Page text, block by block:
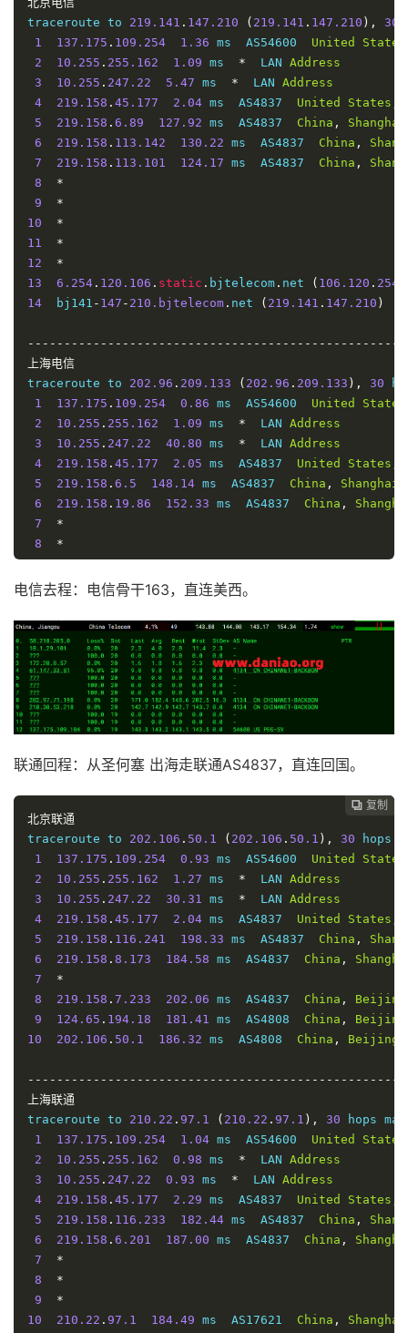
traceroute to 219.141 . 147.210 ( 219.141 . 147.210 ), 30
1
137.175 . 109.254 1.36 ms  AS54600 United States
2
10.255 . 255.162 1.09 ms *
  LAN
Address
3
10.255 . 247.22 5.47 ms *
  LAN
Address
4
219.158 . 45.177 2.04 ms  AS4837 United States
5
219.158 . 6.89 127.92 ms  AS4837 China , Shanghai
6
219.158 . 113.142 130.22 ms  AS4837 China ,
7
219.158 . 113.101 124.17 ms  AS4837 China ,
8
*
9
*
10
*
11
*
12
*
13
6.254 . 120.106 . static . bjtelecom . net ( 106.120 .
14
  bj141
- 147 - 210.bjtelecom . net ( 219.141 . 147.210 )
上海电信
traceroute to 202.96 . 209.133 ( 202.96 . 209.133 ), 30
1
137.175 . 109.254 0.86 ms  AS54600 United States
2
10.255 . 255.162 1.09 ms *
  LAN
Address
3
10.255 . 247.22 40.80 ms *
  LAN
Address
4
219.158 . 45.177 2.05 ms  AS4837 United States
5
219.158 . 6.5 148.14 ms  AS4837 China , Shanghai
6
219.158 . 19.86 152.33 ms  AS4837 China ,
7
*
8
*
9
*
10
*
12
180.169.255.110 186.85 ms  AS4812 China,
13
  ns
pd.online sh .cn (202.96.209.133 130.71
深圳电信
traceroute to
58.60.188.222 (58.60 .188.222
2
10.255 .255.162 1.22 ms *
  LAN
Address
States
5
219.158
6
219.158 .6.185 169.93 ms  AS4837 China ,
7
*
8
*
9
*
10
*
11
*
12
*
13
*
14
58.60.188.222 181.95 ms  AS4134 China ,
电信去程：电信骨干163，直连美西。
联通回程：从圣何塞 出海走联通AS4837，直连回国。
 复制
 复制
 复制
 复制
北京联通
traceroute to 202.106 . 50.1 ( 202.106 . 50.1 ), 30 hops
1
137.175 . 109.254 0.93 ms  AS54600 United States
2
10.255 . 255.162 1.27 ms *
  LAN
Address
3
10.255 . 247.22 30.31 ms *
  LAN
Address
4
219.158 . 45.177 2.04 ms  AS4837 United States
5
219.158 . 116.241 198.33 ms  AS4837 China ,
6
219.158 . 8.173 184.58 ms  AS4837 China ,
7
*
8
219.158 . 7.233 202.06 ms  AS4837 China , Beijing
9
124.65 . 194.18 181.41 ms  AS4808 China , Beijing
10
202.106 . 50.1 186.32 ms  AS4808 China , Beijing
上海联通
traceroute to 210.22 . 97.1 ( 210.22 . 97.1 ), 30 hops max
1
137.175 . 109.254 1.04 ms  AS54600 United States
2
10.255 . 255.162 0.98 ms *
  LAN
Address
3
10.255 . 247.22 0.93 ms *
  LAN
Address
4
219.158 . 45.177 2.29 ms  AS4837 United States
5
219.158 . 116.233 182.44 ms  AS4837 China ,
6
219.158 . 6.201 187.00 ms  AS4837 China ,
7
*
8
*
9
*
10
210.22 . 97.1 184.49 ms  AS17621 China , Shanghai